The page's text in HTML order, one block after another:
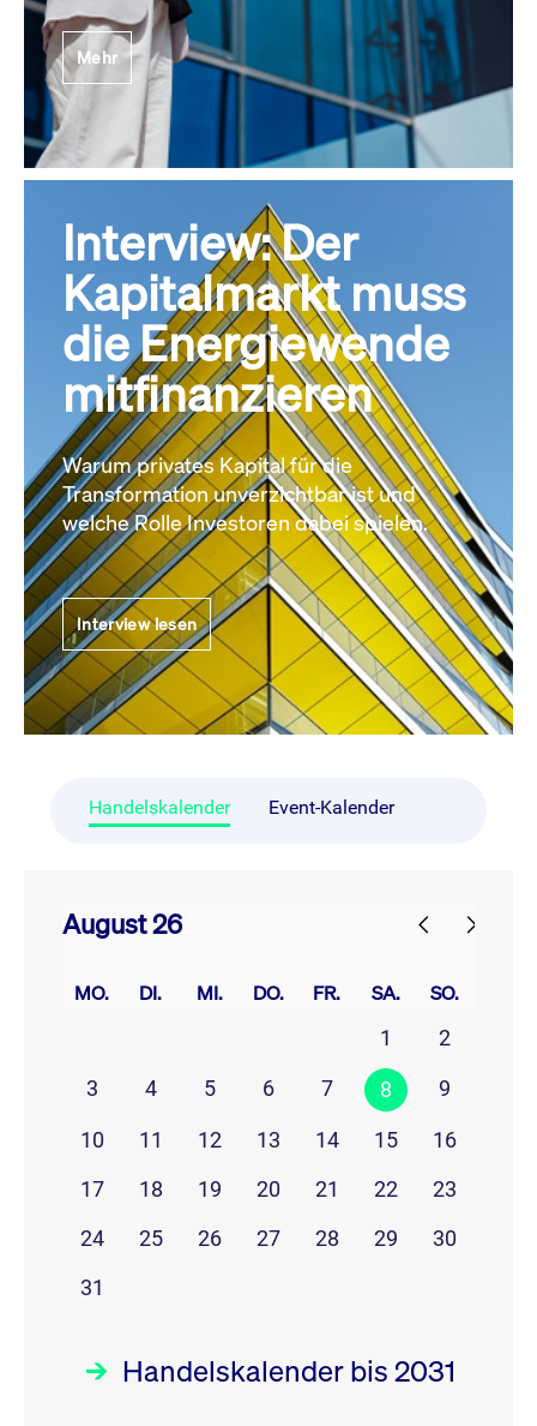
Mehr
Interview: Der
Kapitalmarkt muss
die Energiewende
mitfinanzieren
Warum privates Kapital für die
Transformation unverzichtbar ist und
welche Rolle Investoren dabei spielen.
Interview lesen
Handelskalender Event-Kalender
August 26
MO. DI. MI. DO. FR. SA. SO.
1
2
3
4 5 6 7 8 9
10 11 12 13 14 15
16
17
18 19 20 21 22
23
24
25 26 27 28 29
30
31
Handelskalender bis 2031